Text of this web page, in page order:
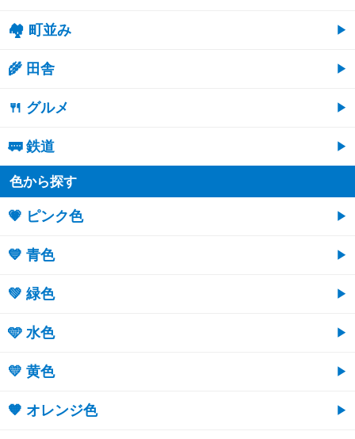
🏘 町並み
🌾 田舎
🍴 グルメ
🚃 鉄道
色から探す
💗 ピンク色
💙 青色
💚 緑色
🩵 水色
💛 黄色
🧡 オレンジ色